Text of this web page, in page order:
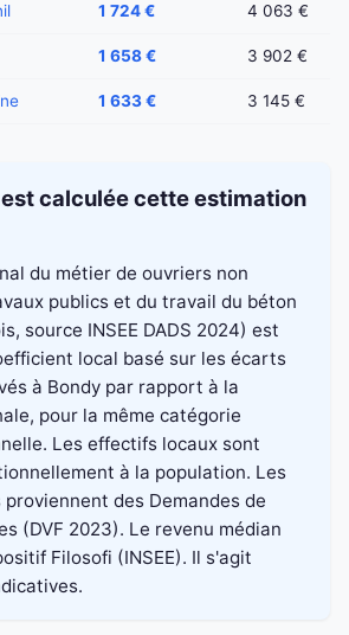
1 724 € 4 063 €
1 658 € 3 902 €
1 633 € 3 145 €
est calculée cette estimation
du métier de ouvriers non
publics et du travail du béton
source INSEE DADS 2024) est
local basé sur les écarts
à Bondy par rapport à la
pour la même catégorie
Les effectifs locaux sont
à la population. Les
des Demandes de
(DVF 2023). Le revenu médian
Filosofi (INSEE). Il s'agit